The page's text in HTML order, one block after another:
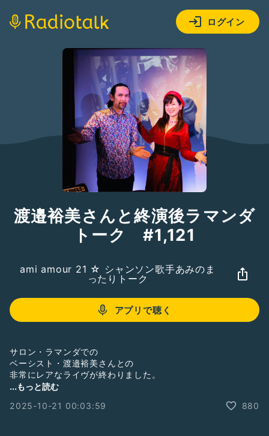
ログイン
渡邉裕美さんと終演後ラマンダ
トーク #1,121
ami amour 21 ☆ シャンソン歌手あみのま
ったりトーク
アプリで聴く
サロン・ラマンダでの
ベーシスト・渡邉裕美さんとの
非常にレアなライヴが終わりました。
ありがとうございました。
...もっと読む
2025-10-21 00:03:59
880